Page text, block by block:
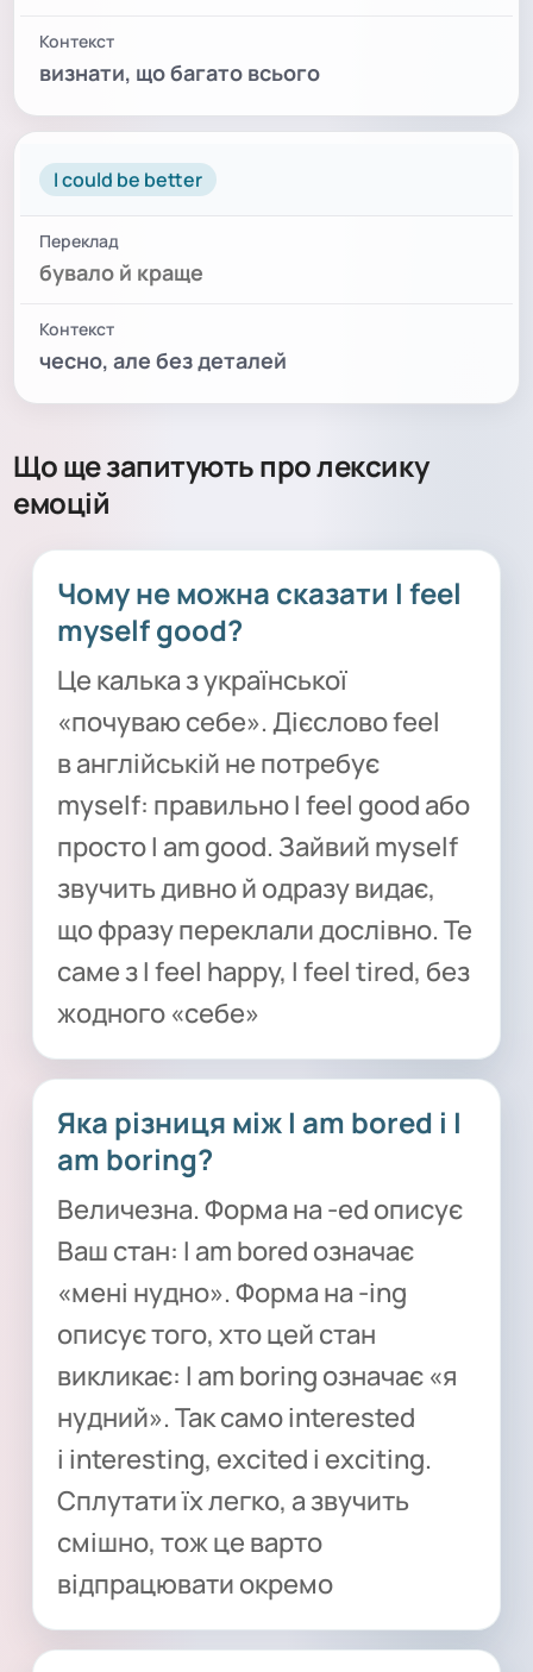
визнати, що багато всього
I could be better
бувало й краще
чесно, але без деталей
Що ще запитують про лексику
емоцій
Чому не можна сказати I feel
myself good?
Це калька з української
«почуваю себе». Дієслово feel
в англійській не потребує
myself: правильно I feel good або
просто I am good. Зайвий myself
звучить дивно й одразу видає,
що фразу переклали дослівно. Те
саме з I feel happy, I feel tired, без
жодного «себе»
Яка різниця між I am bored і I
am boring?
Величезна. Форма на -ed описує
Ваш стан: I am bored означає
«мені нудно». Форма на -ing
описує того, хто цей стан
викликає: I am boring означає «я
нудний». Так само interested
і interesting, excited і exciting.
Сплутати їх легко, а звучить
смішно, тож це варто
відпрацювати окремо